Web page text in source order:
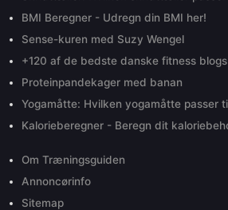
BMI Beregner - Udregn din BMI her!
Sense-kuren med Suzy Wengel
+120 af de bedste danske fitness blogs
Proteinpandekager med banan
Yogamåtte: Hvilken yogamåtte passer
Kalorieberegner - Beregn dit
Om Træningsguiden
Annoncørinfo
Sitemap